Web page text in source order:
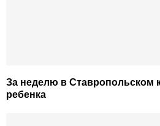
За неделю в Ставропольском
ребенка